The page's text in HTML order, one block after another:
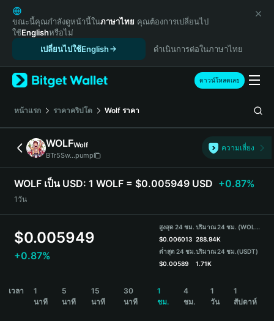
English
日本語
Tiếng Việt
Español (Latinoamérica)
Türkçe
Français
Deutsch
简体中文
繁體中文
Português (Portugal)
Bahasa Indonesia
ภาษาไทย
हिन्दी
Español
Português (Brasil)
ขณะนี้คุณกำลังดูหน้านี้ในภาษาไทย คุณต้องการเปลี่ยนไป
ใช้Englishหรือไม่
เปลี่ยนไปใช้English
ดำเนินการต่อในภาษาไทย
ดาวน์โหลดเลย
หน้าแรก ราคาคริปโต Wolf ราคา
WOLFWolf
BTr5Sw...pump
ความเสี่ยง
WOLF เป็น USD: 1 WOLF = $0.005949 USD +0.87%
1วัน
$0.005949
+0.87%
สูงสุด 24 ชม.
$0.006013
ต่ำสุด 24 ชม.
$0.00589
ปริมาณ 24 ชม. (WOLF)
288.94K
ปริมาณ 24 ชม.(USDT)
1.71K
เวลา
1
นาที
5
นาที
15
นาที
30
นาที
1
ชม.
4
ชม.
1
วัน
1
สัปดาห์